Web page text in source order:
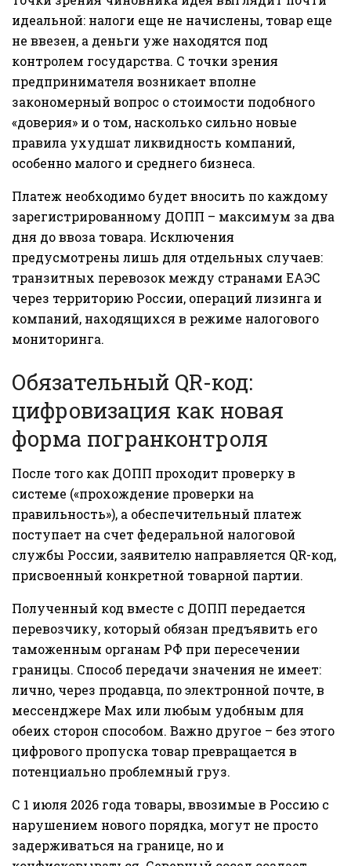
идеальной: налоги еще не начислены, товар еще
не ввезен, а деньги уже находятся под
контролем государства. С точки зрения
предпринимателя возникает вполне
закономерный вопрос о стоимости подобного
«доверия» и о том, насколько сильно новые
правила ухудшат ликвидность компаний,
особенно малого и среднего бизнеса.
Платеж необходимо будет вносить по каждому
зарегистрированному ДОПП – максимум за два
дня до ввоза товара. Исключения
предусмотрены лишь для отдельных случаев:
транзитных перевозок между странами ЕАЭС
через территорию России, операций лизинга и
компаний, находящихся в режиме налогового
мониторинга.
Обязательный QR-код:
цифровизация как новая
форма погранконтроля
После того как ДОПП проходит проверку в
системе («прохождение проверки на
правильность»), а обеспечительный платеж
поступает на счет федеральной налоговой
службы России, заявителю направляется QR-код,
присвоенный конкретной товарной партии.
Полученный код вместе с ДОПП передается
перевозчику, который обязан предъявить его
таможенным органам РФ при пересечении
границы. Способ передачи значения не имеет:
лично, через продавца, по электронной почте, в
мессенджере Мах или любым удобным для
обеих сторон способом. Важно другое – без этого
цифрового пропуска товар превращается в
потенциально проблемный груз.
С 1 июля 2026 года товары, ввозимые в Россию с
нарушением нового порядка, могут не просто
задерживаться на границе, но и